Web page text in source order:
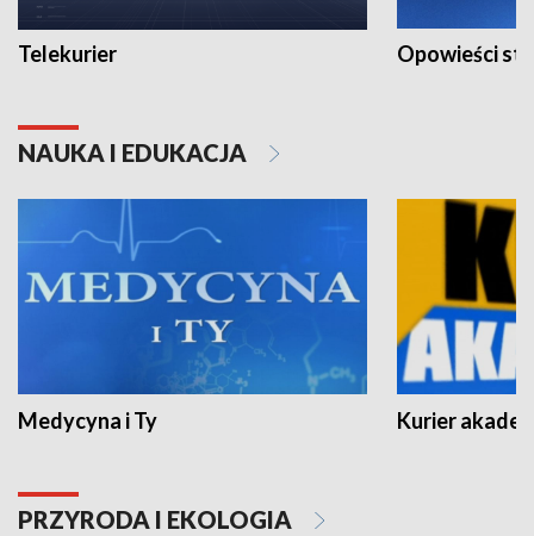
Telekurier Opowieści
NAUKA I EDUKACJA
Medycyna i Ty Kurier
PRZYRODA I EKOLOGIA